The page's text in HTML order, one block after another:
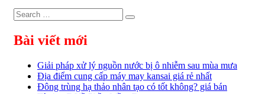
Search
for:
Search
Bài viết mới
Giải pháp xử lý nguồn nước bị ô nhiễm sau mùa mưa
Địa điểm cung cấp máy may kansai giá rẻ nhất
Đông trùng hạ thảo nhân tạo có tốt không? giá bán